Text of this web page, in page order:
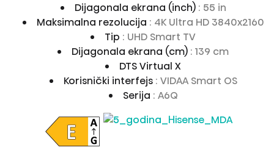
Dijagonala ekrana (inch) : 55 in
Maksimalna rezolucija : 4K Ultra HD 3840x2160
Tip : UHD Smart TV
Dijagonala ekrana (cm) : 139 cm
DTS Virtual X
Korisnički interfejs : VIDAA Smart OS
Serija : A6Q